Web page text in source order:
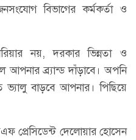
বিভাগের কর্মকর্তা ও
নয়, দরকার ভিন্নতা ও
আপনার ব্র্যান্ড দাঁড়াবে। অপনি
বাড়বে আপনার। পিছিয়ে
প্রেসিডেন্ট দেলোয়ার হোসেন